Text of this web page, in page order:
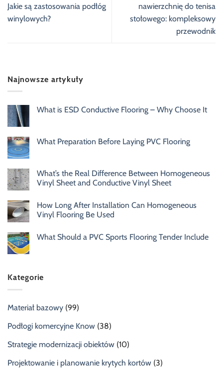
Jakie są zastosowania podłóg
winylowych?
nawierzchnię do tenisa
stołowego: kompleksowy
przewodnik
Najnowsze artykuły
What is ESD Conductive Flooring – Why Choose It
What Preparation Before Laying PVC Flooring
What’s the Real Difference Between Homogeneous
Vinyl Sheet and Conductive Vinyl Sheet
How Long After Installation Can Homogeneous
Vinyl Flooring Be Used
What Should a PVC Sports Flooring Tender Include
Kategorie
Materiał bazowy (99)
Podłogi komercyjne Know (38)
Strategie modernizacji obiektów (10)
Projektowanie i planowanie krytych kortów (3)